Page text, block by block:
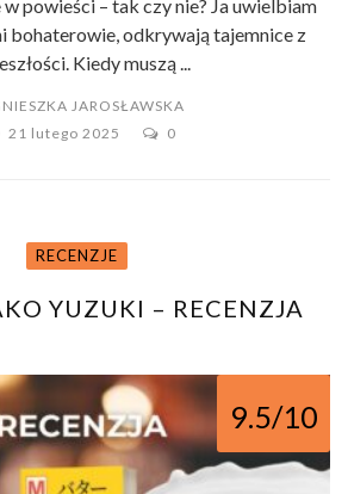
powieści – tak czy nie? Ja uwielbiam
bohaterowie, odkrywają tajemnice z
Kiedy muszą ...
JAROSŁAWSKA
21 lutego 2025
0
RECENZJE
YUZUKI – RECENZJA
9.5/10